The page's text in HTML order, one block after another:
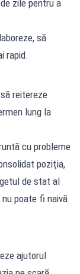
zile pentru a
să
rapid.
reitereze
lung la
cu probleme
poziţia,
de stat al
poate fi naivă
ajutorul